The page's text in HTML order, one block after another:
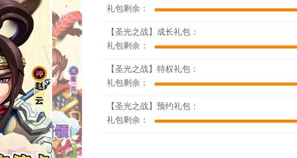
礼包剩余：
【圣光之战】成长礼包：
礼包剩余：
【圣光之战】特权礼包：
礼包剩余：
【圣光之战】预约礼包：
礼包剩余：